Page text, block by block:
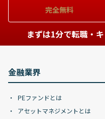
完全無料
まずは1分で転職・
金融業界
PEファンドとは
アセットマネジメントとは